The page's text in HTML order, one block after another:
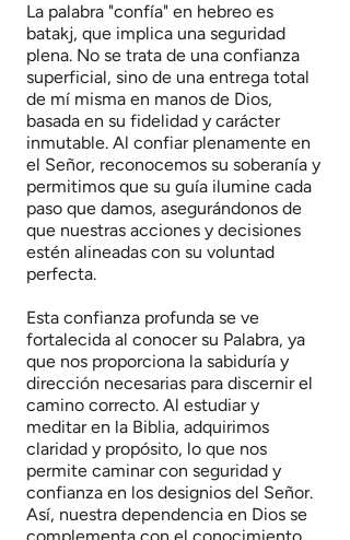
La palabra "confía" en hebreo es
batakj, que implica una seguridad
plena. No se trata de una confianza
superficial, sino de una entrega total
de mí misma en manos de Dios,
basada en su fidelidad y carácter
inmutable. Al confiar plenamente en
el Señor, reconocemos su soberanía y
permitimos que su guía ilumine cada
paso que damos, asegurándonos de
que nuestras acciones y decisiones
estén alineadas con su voluntad
perfecta.
Esta confianza profunda se ve
fortalecida al conocer su Palabra, ya
que nos proporciona la sabiduría y
dirección necesarias para discernir el
camino correcto. Al estudiar y
meditar en la Biblia, adquirimos
claridad y propósito, lo que nos
permite caminar con seguridad y
confianza en los designios del Señor.
Así, nuestra dependencia en Dios se